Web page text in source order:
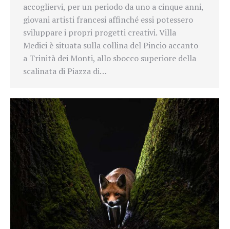
accogliervi, per un periodo da uno a cinque anni,
giovani artisti francesi affinché essi potessero
sviluppare i propri progetti creativi. Villa
Medici è situata sulla collina del Pincio accanto
a Trinità dei Monti, allo sbocco superiore della
scalinata di Piazza di…